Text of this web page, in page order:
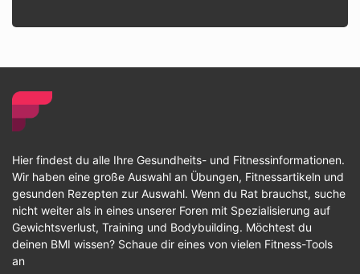
Hier findest du alle Ihre Gesundheits- und Fitnessinformationen.
Wir haben eine große Auswahl an Übungen, Fitnessartikeln und
gesunden Rezepten zur Auswahl. Wenn du Rat brauchst, suche
nicht weiter als in eines unserer Foren mit Spezialisierung auf
Gewichtsverlust, Training und Bodybuilding. Möchtest du
deinen BMI wissen? Schaue dir eines von vielen Fitness-Tools
an